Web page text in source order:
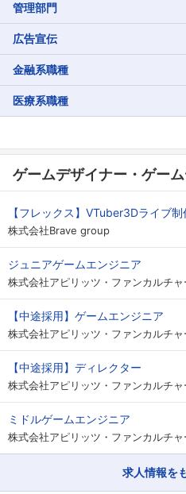
管理部門
広告宣伝
金融系職種
医療系職種
ゲームデザイナー・ゲー
【フレックス】VTuber3Dライブ
株式会社Brave group
ジュニアゲームエンジニア
株式会社アピリッツ・ファンカルチ
【中途採用】ゲームエンジニア
株式会社アピリッツ・ファンカルチ
【中途採用】ディレクター
株式会社アピリッツ・ファンカルチ
ミドルゲームエンジニア
株式会社アピリッツ・ファンカルチ
求人情報を